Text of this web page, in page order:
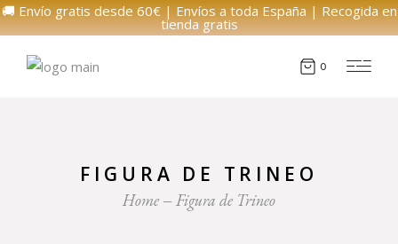
🚚 Envío gratis desde 60€ | Envíos a toda España | Recogida en
tienda gratis
0
FIGURA DE TRINEO
Home Figura de Trineo